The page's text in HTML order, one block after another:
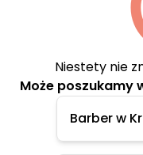
Niestety nie
Może poszukamy
Barber w